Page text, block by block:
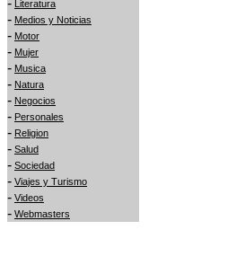
- Literatura
- Medios y Noticias
- Motor
- Mujer
- Musica
- Natura
- Negocios
- Personales
- Religion
- Salud
- Sociedad
- Viajes y Turismo
- Videos
- Webmasters